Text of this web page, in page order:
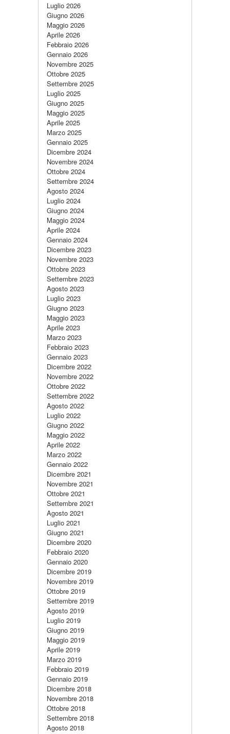
Luglio 2026
Giugno 2026
Maggio 2026
Aprile 2026
Febbraio 2026
Gennaio 2026
Novembre 2025
Ottobre 2025
Settembre 2025
Luglio 2025
Giugno 2025
Maggio 2025
Aprile 2025
Marzo 2025
Gennaio 2025
Dicembre 2024
Novembre 2024
Ottobre 2024
Settembre 2024
Agosto 2024
Luglio 2024
Giugno 2024
Maggio 2024
Aprile 2024
Gennaio 2024
Dicembre 2023
Novembre 2023
Ottobre 2023
Settembre 2023
Agosto 2023
Luglio 2023
Giugno 2023
Maggio 2023
Aprile 2023
Marzo 2023
Febbraio 2023
Gennaio 2023
Dicembre 2022
Novembre 2022
Ottobre 2022
Settembre 2022
Agosto 2022
Luglio 2022
Giugno 2022
Maggio 2022
Aprile 2022
Marzo 2022
Gennaio 2022
Dicembre 2021
Novembre 2021
Ottobre 2021
Settembre 2021
Agosto 2021
Luglio 2021
Giugno 2021
Dicembre 2020
Febbraio 2020
Gennaio 2020
Dicembre 2019
Novembre 2019
Ottobre 2019
Settembre 2019
Agosto 2019
Luglio 2019
Giugno 2019
Maggio 2019
Aprile 2019
Marzo 2019
Febbraio 2019
Gennaio 2019
Dicembre 2018
Novembre 2018
Ottobre 2018
Settembre 2018
Agosto 2018